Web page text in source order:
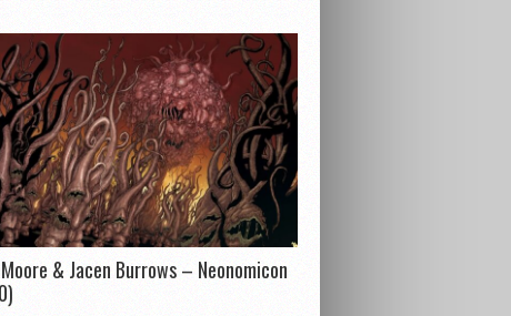
& Jacen Burrows – Neonomicon